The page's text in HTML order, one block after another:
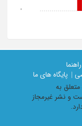
0
راهنما
|
پایگاه های ما
به
و نشر غیرمجاز